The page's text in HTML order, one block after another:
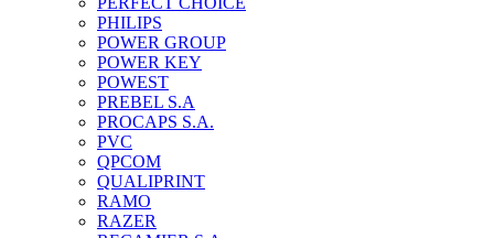
PHILIPS
POWER GROUP
POWER KEY
POWEST
PREBEL S.A
PROCAPS S.A.
PVC
QPCOM
QUALIPRINT
RAMO
RAZER